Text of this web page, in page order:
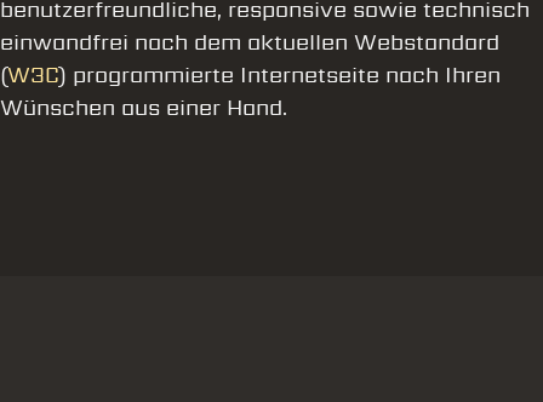
benutzerfreundliche, responsive sowie technisch
einwandfrei nach dem aktuellen Webstandard
(W3C) programmierte Internetseite nach Ihren
Wünschen aus einer Hand.